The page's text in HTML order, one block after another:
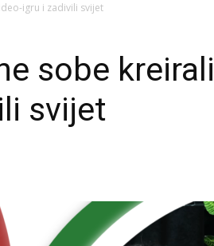
igru i zadivili svijet
sobe kreirali
svijet